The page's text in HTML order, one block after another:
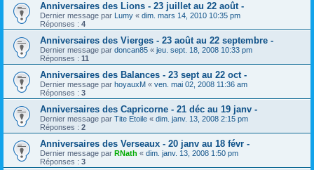
Anniversaires des Lions - 23 juillet au 22 août -
Dernier message par Lumy « dim. mars 14, 2010 10:35 pm
Réponses : 4
Anniversaires des Vierges - 23 août au 22 septembre -
Dernier message par doncan85 « jeu. sept. 18, 2008 10:33 pm
Réponses : 11
Anniversaires des Balances - 23 sept au 22 oct -
Dernier message par hoyauxM « ven. mai 02, 2008 11:36 am
Réponses : 3
Anniversaires des Capricorne - 21 déc au 19 janv -
Dernier message par Tite Etoile « dim. janv. 13, 2008 2:15 pm
Réponses : 2
Anniversaires des Verseaux - 20 janv au 18 févr -
Dernier message par RNath « dim. janv. 13, 2008 1:50 pm
Réponses : 3